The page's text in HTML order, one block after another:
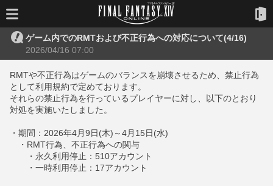
ゲーム内でのRMTおよび不正行為への対応について(4/16)
2026/04/16 07:00
RMTや不正行為はゲームのバランスを崩壊させるため、禁止行為
として利用規約で定めております。
それらの禁止行為を行っているプレイヤーに対し、以下のとおり
対処を実施いたしました。
・期間：2026年4月9日(木)～4月15日(水)
・RMT行為、不正行為への関与
・永久利用停止：510アカウント
・一時利用停止：17アカウント